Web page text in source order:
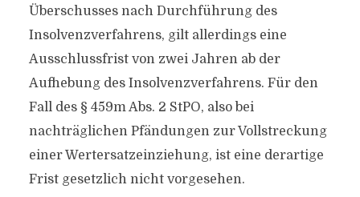
Überschusses nach Durchführung des
Insolvenzverfahrens, gilt allerdings eine
Ausschlussfrist von zwei Jahren ab der
Aufhebung des Insolvenzverfahrens. Für den
Fall des § 459m Abs. 2 StPO, also bei
nachträglichen Pfändungen zur Vollstreckung
einer Wertersatzeinziehung, ist eine derartige
Frist gesetzlich nicht vorgesehen.